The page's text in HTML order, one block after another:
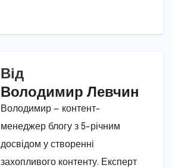
Від
Володимир Левчин
Володимир — контент-
менеджер блогу з 5-річним
досвідом у створенні
захопливого контенту. Експерт